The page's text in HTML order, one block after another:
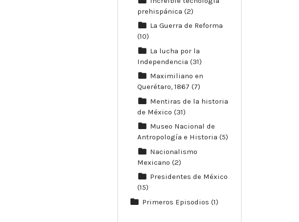
prehispánica (2)
La Guerra de Reforma
(10)
La lucha por la
Independencia (31)
Maximiliano en
Querétaro, 1867 (7)
Mentiras de la historia
de México (31)
Museo Nacional de
Antropología e Historia (5)
Nacionalismo
Mexicano (2)
Presidentes de México
(15)
Primeros Episodios (1)